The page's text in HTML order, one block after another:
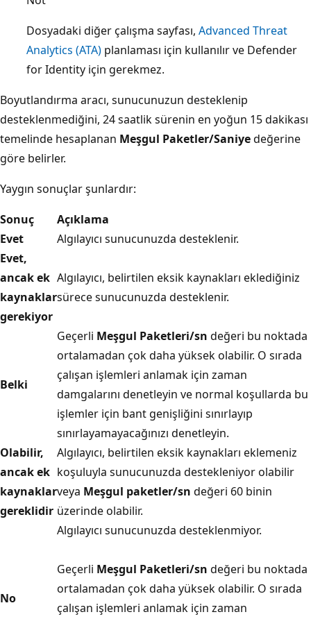
Dosyadaki diğer çalışma sayfası, Advanced Threat
Analytics (ATA) planlaması için kullanılır ve Defender
for Identity için gerekmez.
Boyutlandırma aracı, sunucunuzun desteklenip
desteklenmediğini, 24 saatlik sürenin en yoğun 15 dakikası
temelinde hesaplanan Meşgul Paketler/Saniyedeğerine
göre belirler.
Yaygın sonuçlar şunlardır:
Sonuç
Açıklama
Evet
Algılayıcı sunucunuzda desteklenir.
Evet,
ancak ek
kaynaklar
gerekiyor
Algılayıcı, belirtilen eksik kaynakları eklediğiniz
sürece sunucunuzda desteklenir.
Belki
Geçerli Meşgul Paketleri/sn değeri bu noktada
ortalamadan çok daha yüksek olabilir. O sırada
çalışan işlemleri anlamak için zaman
damgalarını denetleyin ve normal koşullarda bu
işlemler için bant genişliğini sınırlayıp
sınırlayamayacağınızı denetleyin.
Olabilir,
ancak ek
kaynaklar
gereklidir
Algılayıcı, belirtilen eksik kaynakları eklemeniz
koşuluyla sunucunuzda destekleniyor olabilir
veya Meşgul paketler/sn değeri 60 binin
üzerinde olabilir.
No
Algılayıcı sunucunuzda desteklenmiyor.
Geçerli Meşgul Paketleri/sn değeri bu noktada
ortalamadan çok daha yüksek olabilir. O sırada
çalışan işlemleri anlamak için zaman